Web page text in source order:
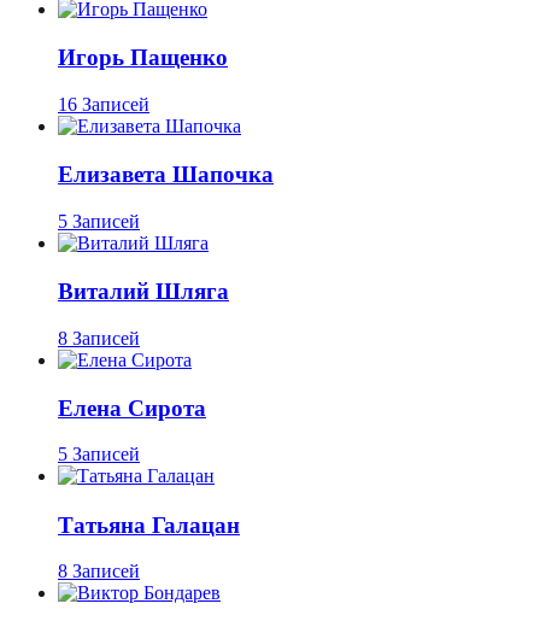
Игорь Пащенко
16 Записей
Елизавета Шапочка
5 Записей
Виталий Шляга
8 Записей
Елена Сирота
5 Записей
Татьяна Галацан
8 Записей